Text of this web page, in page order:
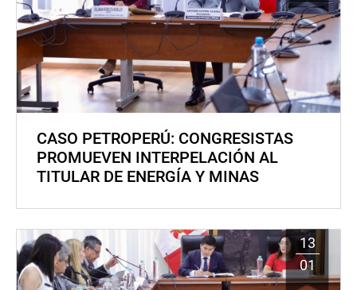
CASO PETROPERÚ: CONGRESISTAS
PROMUEVEN INTERPELACIÓN AL
TITULAR DE ENERGÍA Y MINAS
13
01